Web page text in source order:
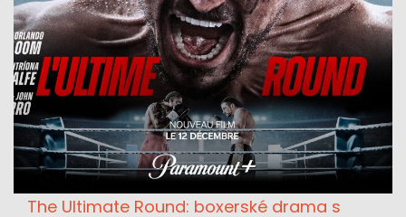
The Ultimate Round: boxerské drama s